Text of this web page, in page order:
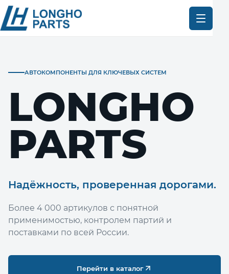
АВТОКОМПОНЕНТЫ ДЛЯ КЛЮЧЕВЫХ СИСТЕМ
LONGHO
PARTS
Надёжность, проверенная дорогами.
Более 4 000 артикулов с понятной
применимостью, контролем партий и
поставками по всей России.
Перейти в каталог